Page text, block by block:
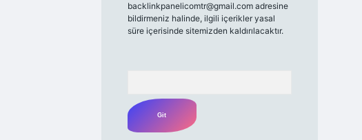
backlinkpanelicomtr@gmail.comadresine
bildirmeniz halinde, ilgili içerikler yasal
süre içerisinde sitemizden kaldırılacaktır.